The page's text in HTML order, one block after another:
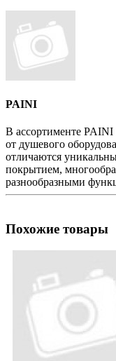
PAINI
В ассортименте PAINI
от душевого
отличаются
покрытием,
разнообразными
Похожие товары